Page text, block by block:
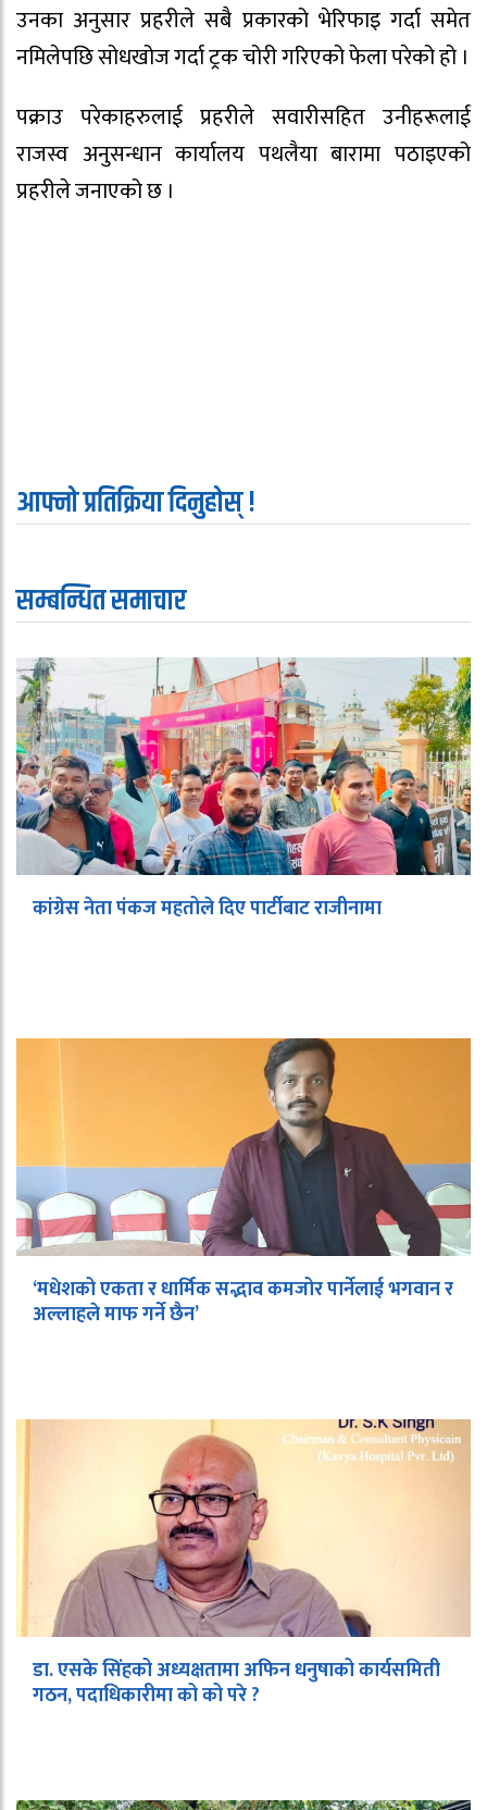
उनका अनुसार प्रहरीले सबै प्रकारको भेरिफाइ गर्दा समेत
नमिलेपछि सोधखोज गर्दा ट्रक चोरी गरिएको फेला परेको हो ।
पक्राउ परेकाहरुलाई प्रहरीले सवारीसहित उनीहरूलाई
राजस्व अनुसन्धान कार्यालय पथलैया बारामा पठाइएको
प्रहरीले जनाएको छ ।
आफ्नो प्रतिक्रिया दिनुहोस् !
सम्बन्धित समाचार
कांग्रेस नेता पंकज महतोले दिए पार्टीबाट राजीनामा
‘मधेशको एकता र धार्मिक सद्भाव कमजोर पार्नेलाई भगवान र
अल्लाहले माफ गर्ने छैन’
डा. एसके सिंहको अध्यक्षतामा अफिन धनुषाको कार्यसमिती
गठन, पदाधिकारीमा को को परे ?